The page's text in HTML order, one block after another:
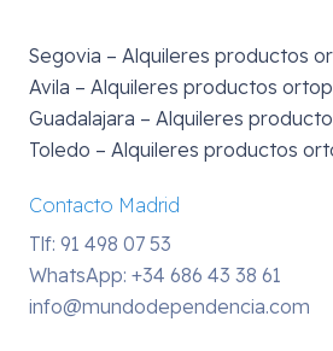
Segovia – Alquileres productos
Avila – Alquileres productos
Guadalajara – Alquileres
Toledo – Alquileres productos
Contacto Madrid
Tlf: 91 498 07 53
WhatsApp: +34 686 43 38 61
info@mundodependencia.com